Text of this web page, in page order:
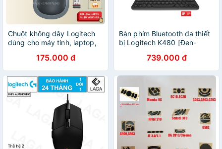
Chuột không dây Logitech
dùng cho máy tính, laptop,
kèm miếng pad lót chuột -
HAPOS
175.000 đ
Bàn phím Bluetooth đa thiết
bị Logitech K480 [Đen-
739.000 đ